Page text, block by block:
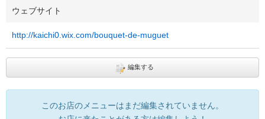
ウェブサイト
http://kaichi0.wix.com/bouquet-de-muguet
編集する
このお店のメニューはまだ編集されていません。